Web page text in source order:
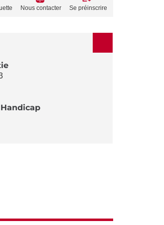
TO
ACTIONS
Nous contacter Se préinscrire